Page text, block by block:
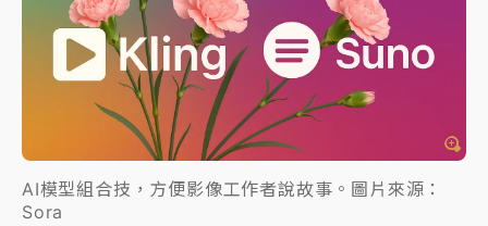
AI模型組合技，方便影像工作者說故事。圖片來源：
Sora